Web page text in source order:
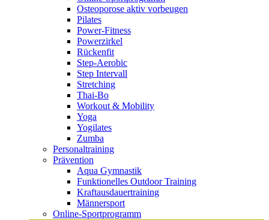
Osteoporose aktiv vorbeugen
Pilates
Power-Fitness
Powerzirkel
Rückenfit
Step-Aerobic
Step Intervall
Stretching
Thai-Bo
Workout & Mobility
Yoga
Yogilates
Zumba
Personaltraining
Prävention
Aqua Gymnastik
Funktionelles Outdoor Training
Kraftausdauertraining
Männersport
Online-Sportprogramm